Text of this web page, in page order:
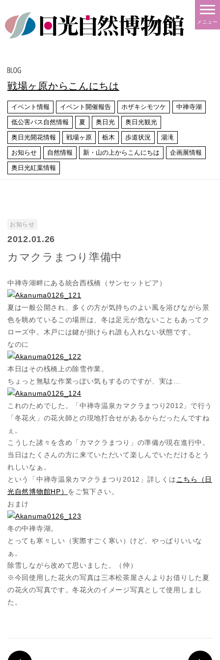
メニュー
戦場ヶ原からこんにちは
イベント情報 イベント開催報告 ホザキシモツケ 中禅寺湖
低公害バス自然情報 夏 奥日光 奥日光観光
奥日光開花情報 戦場ヶ原 栃木 歩道状況 湯滝
お知らせ 自然情報 新・山の上からこんにちは 企画展情報
奥日光紅葉情報
お知らせ
2012.01.26
カマクラまつり準備中
中禅寺湖畔にある統合西桟橋（サンセットピア）
夏は一般公開され、多くの方が気持ちのよい風を浴びながら景
色を眺めているこの場所は、冬は足元が危ないこともあってク
ローズ中。木戸には鍵が掛けられ誰も入れない状態です。
なのに
本日はその桟橋上の除雪作業。
ちょっと無駄な作業っぽい気もするのですが、実は…
これのためでした。「中禅寺温泉カマクラまつり2012」で行う
「冬花火」の花火師との現地打合せがあるからだったんですね
ぇ。
こうした諸々を含め「カマクラまつり」の準備が現在進行中。
当日はたくさんの方に来ていただいて楽しんでいただけるとう
れしいなぁ。
という「中禅寺温泉カマクラまつり2012」詳しくは こちら（日
光自然博物館HP） をご覧下さい。
おまけ
冬の中禅寺湖。
とっても寒々しい（実際すごく寒い）けど、やっぱりいいな
ぁ。
除雪しながら改めて思いました。（仲）
※今回使用した花火の写真は三本松茶屋さんよりお借りした夏
の花火の写真です。冬花火のイメージ写真として使用しまし
た。